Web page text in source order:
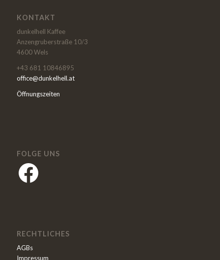
KONTAKT
dunkelhell Kaffee
Anzengruberstraße 10/3
4600 Wels
+43 681 10846895
office@dunkelhell.at
Öffnungszeiten
FOLGE UNS
RECHTLICHES
AGBs
Impressum